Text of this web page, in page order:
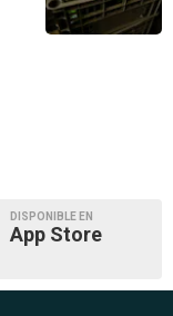
DISPONIBLE EN
App Store